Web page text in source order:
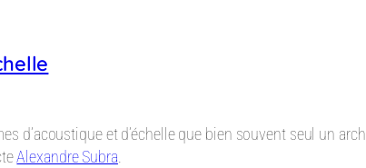
d’acoustique et d’échelle que bien souvent seul un
Alexandre Subra